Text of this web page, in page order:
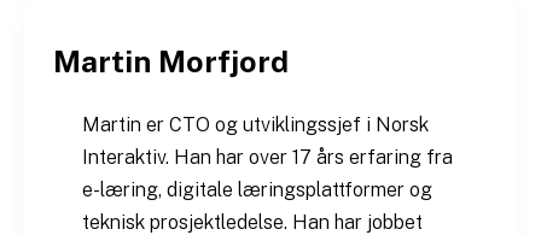
innholdMartin Morfjord
Martin er CTO og utviklingssjef i Norsk
Interaktiv. Han har over 17 års erfaring fra
e-læring, digitale læringsplattformer og
teknisk prosjektledelse. Han har jobbet